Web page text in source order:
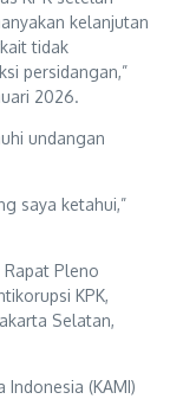
kelanjutan
tidak
persidangan,”
2026.
undangan
saya ketahui,”
Pleno
KPK,
Selatan,
Indonesia (KAMI)